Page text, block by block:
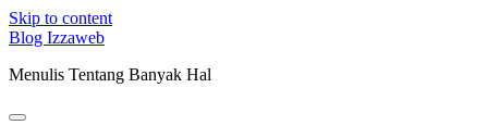
Skip to content
Blog Izzaweb
Menulis Tentang Banyak Hal